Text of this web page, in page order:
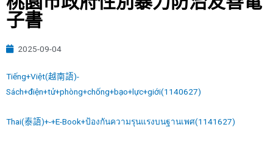
子書
2025-09-04
Tiếng+Việt(越南語)-
Sách+điện+tử+phòng+chống+bạo+lực+giới(1140627)
Thai(泰語)+-+E-Book+ป้องกันความรุนแรงบนฐานเพศ(1141627)